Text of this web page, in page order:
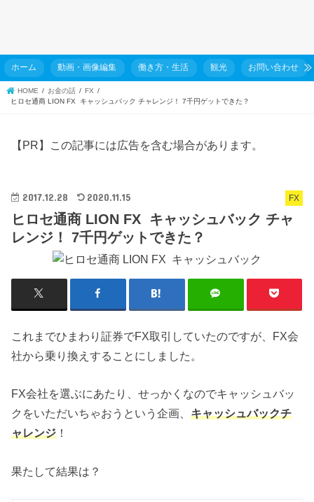
ホーム 動画・画像編集 働き方・生活 観光 お問い合わせ
HOME お金の話
FX
ヒロセ通商 LION FX キャッシュバック チャレンジ！ 7千円ゲットできた？
【PR】この記事には広告を含む場合があります。
FX
2017.12.28 2020.11.15
ヒロセ通商 LION FX キャッシュバック チャ
レンジ！ 7千円ゲットできた？
これまでひまわり証券でFX取引していたのですが、FX会
社から乗り換えすることにしました。
FX会社を選ぶにあたり、せっかくなのでキャッシュバッ
クをいただいちゃおうという企画、キャッシュバックチ
ャレンジ ！
果たして結果は？